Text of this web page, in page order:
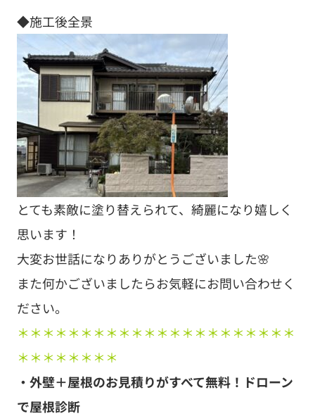
◆施工後全景
とても素敵に塗り替えられて、綺麗になり嬉しく
思います！
大変お世話になりありがとうございました🌸
また何かございましたらお気軽にお問い合わせく
ださい。
＊＊＊＊＊＊＊＊＊＊＊＊＊＊＊＊＊＊＊＊＊＊
＊＊＊＊＊＊＊＊
・外壁＋屋根のお見積りがすべて無料！ドローン
で屋根診断